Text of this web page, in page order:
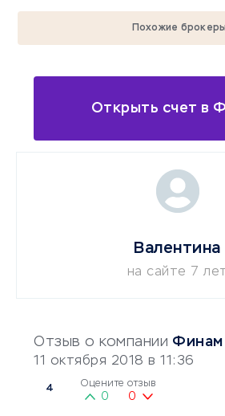
Похожие брокеры
Открыть счет в
Отзыв о компании Финам
11 октября 2018 в 11:36
4 Оцените отзыв
0 0
Валентина
на сайте 7